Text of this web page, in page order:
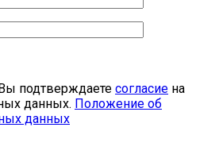
подтверждаете согласие на
данных. Положение об
данных